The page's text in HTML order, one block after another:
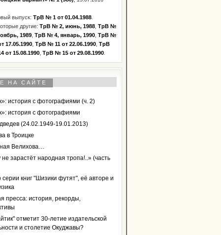
выпуск: ТрВ № 1 от 01.04.1988
другие: ТрВ № 2, июнь, 1988 ТрВ №
1989 ТрВ № 4, январь, 1990 ТрВ №
17.05.1990 ТрВ № 11 от 22.06.1990 ТрВ
от 15.08.1990 ТрВ № 15 от 29.08.1990
НА САЙТЕ
история с фотографиями (ч. 2)
история с фотографиями
(24.02.1949-19.01.2013)
в Троицке
Велихова…
зарастёт народная тропа!..» (часть
книг "Шизики футят", её авторе и
пресса: история, рекорды,
отметит 30-летие издательской
и столетие Окуджавы?